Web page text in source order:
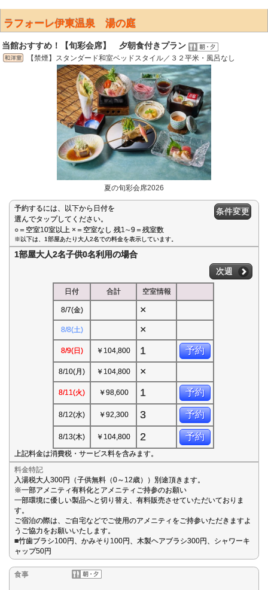
ラフォーレ伊東温泉 湯の庭
当館おすすめ！【旬彩会席】 夕朝食付きプラン
【禁煙】スタンダード和室ベッドスタイル／３２平米・風呂なし
夏の旬彩会席2026
予約するには、以下から日付を
選んでタップしてください。
○＝空室10室以上 ×＝空室なし 残1∼9＝残室数
条件変更
※以下は、1部屋あたり大人2名での料金を表示しています。
1部屋大人2名子供0名利用の場合
次週
日付 合計 空室情報
8/7(金) ×
8/8(土) ×
8/9(日) ￥104,800 1 予約
8/10(月) ￥104,800 ×
8/11(火) ￥98,600 1 予約
8/12(水) ￥92,300 3 予約
8/13(木) ￥104,800 2 予約
上記料金は消費税・サービス料を含みます。
料金特記
入湯税大人300円（子供無料（0～12歳））別途頂きます。
※一部アメニティ有料化とアメニティご持参のお願い
一部環境に優しい製品へと切り替え、有料販売させていただいておりま
す。
ご宿泊の際は、ご自宅などでご使用のアメニティをご持参いただきますよ
うご協力をお願いいたします。
■竹歯ブラシ100円、かみそり100円、木製ヘアブラシ300円、シャワーキ
ャップ50円
食事